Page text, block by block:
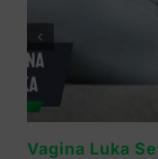
Vagina Luka